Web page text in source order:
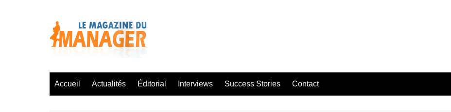
Accueil Actualités Éditorial Interviews Success Stories Contact